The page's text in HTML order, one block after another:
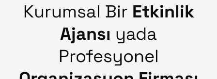
Kurumsal Bir Etkinlik
Ajansı yada
Profesyonel